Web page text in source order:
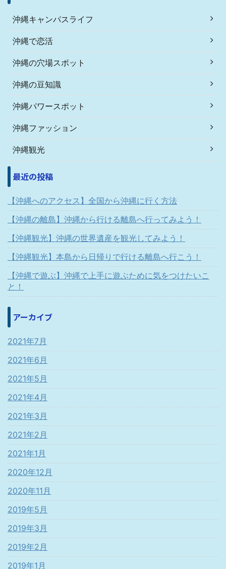
沖縄キャンパスライフ
沖縄で恋活
沖縄の穴場スポット
沖縄の豆知識
沖縄パワースポット
沖縄ファッション
沖縄観光
最近の投稿
【沖縄へのアクセス】全国から沖縄に行く方法
【沖縄の離島】沖縄から行ける離島へ行ってみよう！
【沖縄観光】沖縄の世界遺産を観光してみよう！
【沖縄観光】本島から日帰りで行ける離島へ行こう！
【沖縄で遊ぶ】沖縄で上手に遊ぶために気をつけたいこ
と！
アーカイブ
2021年7月
2021年6月
2021年5月
2021年4月
2021年3月
2021年2月
2021年1月
2020年12月
2020年11月
2019年5月
2019年3月
2019年2月
2019年1月